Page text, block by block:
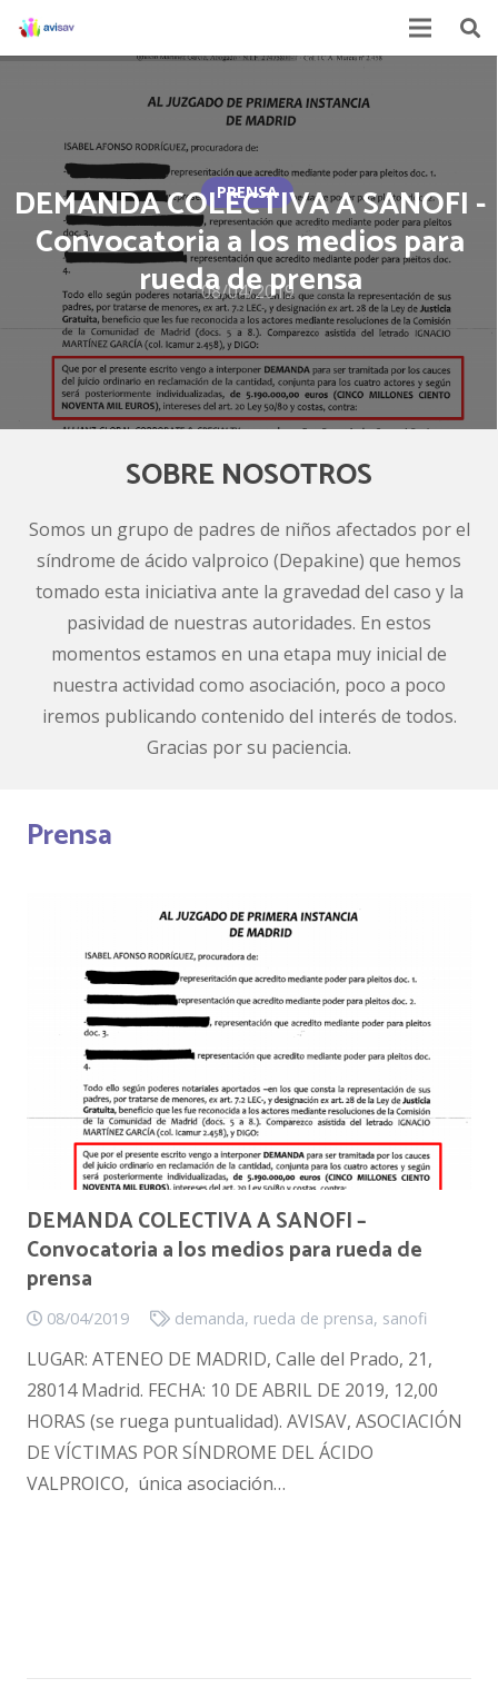
PRENSA
DEMANDA COLECTIVA A SANOFI -
Convocatoria a los medios para
rueda de prensa
08/04/2019
SOBRE NOSOTROS
Somos un grupo de padres de niños afectados por el
síndrome de ácido valproico (Depakine) que hemos
tomado esta iniciativa ante la gravedad del caso y la
pasividad de nuestras autoridades. En estos
momentos estamos en una etapa muy inicial de
nuestra actividad como asociación, poco a poco
iremos publicando contenido del interés de todos.
Gracias por su paciencia.
Prensa
DEMANDA COLECTIVA A SANOFI –
Convocatoria a los medios para rueda de
prensa
08/04/2019 demanda, rueda de prensa, sanofi
LUGAR: ATENEO DE MADRID, Calle del Prado, 21,
28014 Madrid. FECHA: 10 DE ABRIL DE 2019, 12,00
HORAS (se ruega puntualidad). AVISAV, ASOCIACIÓN
DE VÍCTIMAS POR SÍNDROME DEL ÁCIDO
VALPROICO, única asociación…